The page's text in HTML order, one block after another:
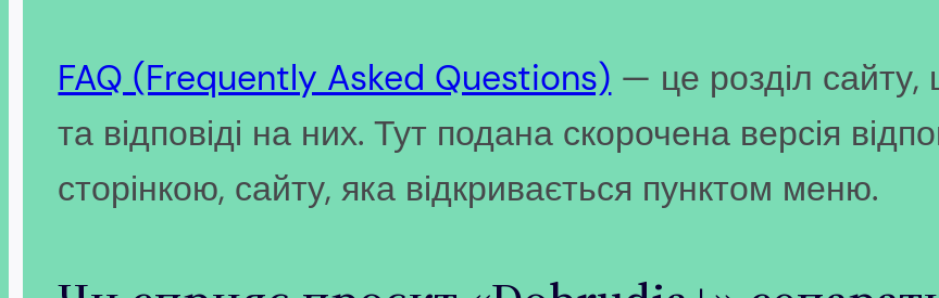
FAQ (Frequently Asked Questions) — це розділ сайту,
та відповіді на них. Тут подана скорочена версія
сторінкою, сайту, яка відкривається пунктом меню.